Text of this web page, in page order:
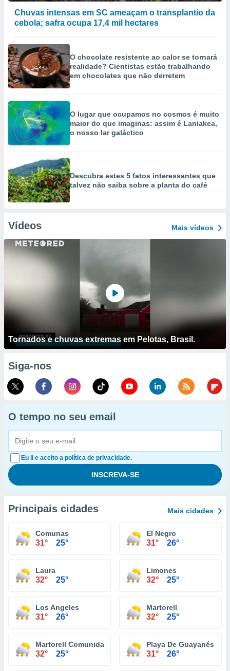
Chuvas intensas em SC ameaçam o transplantio da
cebola; safra ocupa 17,4 mil hectares
O chocolate resistente ao calor se tornará
realidade? Cientistas estão trabalhando
em chocolates que não derretem
O lugar que ocupamos no cosmos é muito
maior do que imaginas: assim é Laniakea,
o nosso lar galáctico
Descubra estes 5 fatos interessantes que
talvez não saiba sobre a planta do café
Vídeos Mais vídeos
Tornados e chuvas extremas em Pelotas, Brasil.
Siga-nos
O tempo no seu email
Eu li e aceito a política de privacidade.
Principais cidades Mais cidades
Comunas
31° 25°
El Negro
31° 26°
Laura
32° 25°
Limones
32° 25°
Los Angeles
31° 26°
Martorell
32° 25°
Martorell Comunidad
32° 25°
Playa De Guayanés
31° 26°